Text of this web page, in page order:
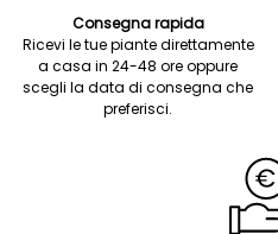
Consegna rapida
Ricevi le tue piante direttamente
a casa in 24-48 ore oppure
scegli la data di consegna che
preferisci.